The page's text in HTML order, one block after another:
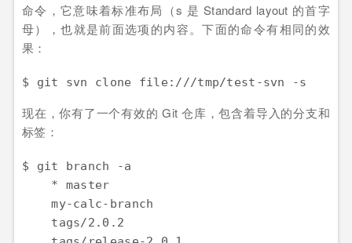
命令，它意味着标准布局（s 是 Standard layout 的首字
母），也就是前面选项的内容。下面的命令有相同的效
果：
$ git svn clone file:///tmp/test-svn -s
现在，你有了一个有效的 Git 仓库，包含着导入的分支和
标签：
$ git branch -a
    * master
    my-calc-branch
    tags/2.0.2